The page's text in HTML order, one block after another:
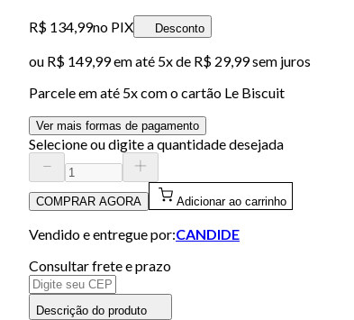
R$ 134,99no PIX Desconto
ou R$ 149,99em até 5x de R$ 29,99 sem juros
Parcele em até 5x com o cartão Le Biscuit
Ver mais formas de pagamento
Selecione ou digite a quantidade desejada
COMPRAR AGORA Adicionar ao carrinho
Vendido e entregue por:CANDIDE
Consultar frete e prazo
Descrição do produto